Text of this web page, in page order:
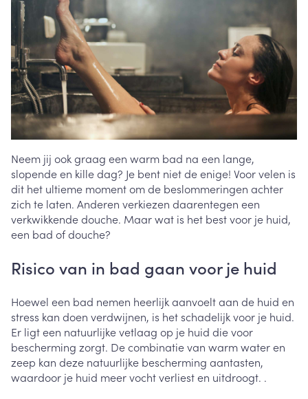
Neem jij ook graag een warm bad na een lange,
slopende en kille dag? Je bent niet de enige! Voor velen is
dit het ultieme moment om de beslommeringen achter
zich te laten. Anderen verkiezen daarentegen een
verkwikkende douche. Maar wat is het best voor je huid,
een bad of douche?
Risico van in bad gaan voor je huid
Hoewel een bad nemen heerlijk aanvoelt aan de huid en
stress kan doen verdwijnen, is het schadelijk voor je huid.
Er ligt een natuurlijke vetlaag op je huid die voor
bescherming zorgt. De combinatie van warm water en
zeep kan deze natuurlijke bescherming aantasten,
waardoor je huid meer vocht verliest en uitdroogt. .